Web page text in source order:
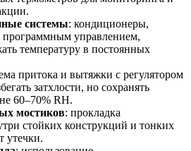
системы: кондиционеры,
программным управлением,
температуру в постоянных
притока и вытяжки с регулятором
затхлости, но сохранять
60–70% RH.
мостиков: прокладка
стойких конструкций и тонких
утечки.